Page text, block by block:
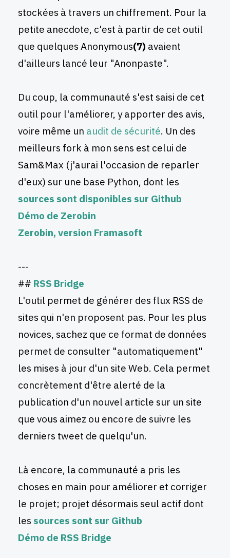
stockées à travers un chiffrement. Pour la
petite anecdote, c'est à partir de cet outil
que quelques Anonymous(7) avaient
d'ailleurs lancé leur "Anonpaste".
Du coup, la communauté s'est saisi de cet
outil pour l'améliorer, y apporter des avis,
voire même un audit de sécurité. Un des
meilleurs fork à mon sens est celui de
Sam&Max (j'aurai l'occasion de reparler
d'eux) sur une base Python, dont les
sources sont disponibles sur Github
Démo de Zerobin
Zerobin, version Framasoft
---
## RSS Bridge
L'outil permet de générer des flux RSS de
sites qui n'en proposent pas. Pour les plus
novices, sachez que ce format de données
permet de consulter "automatiquement"
les mises à jour d'un site Web. Cela permet
concrètement d'être alerté de la
publication d'un nouvel article sur un site
que vous aimez ou encore de suivre les
derniers tweet de quelqu'un.
Là encore, la communauté a pris les
choses en main pour améliorer et corriger
le projet; projet désormais seul actif dont
les sources sont sur Github
Démo de RSS Bridge